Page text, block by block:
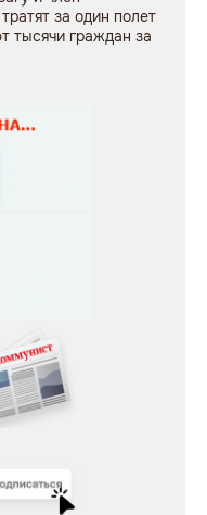
за один полет
тысячи граждан за